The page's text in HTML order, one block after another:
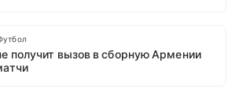
получит вызов в сборную Армении